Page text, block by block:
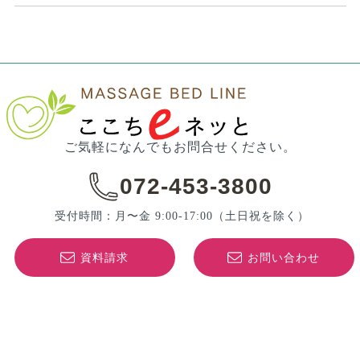
ご気軽になんでもお問合せください。
072-453-3800
受付時間：月〜金 9:00-17:00 （土日祝を除く）
資料請求 お問い合わせ